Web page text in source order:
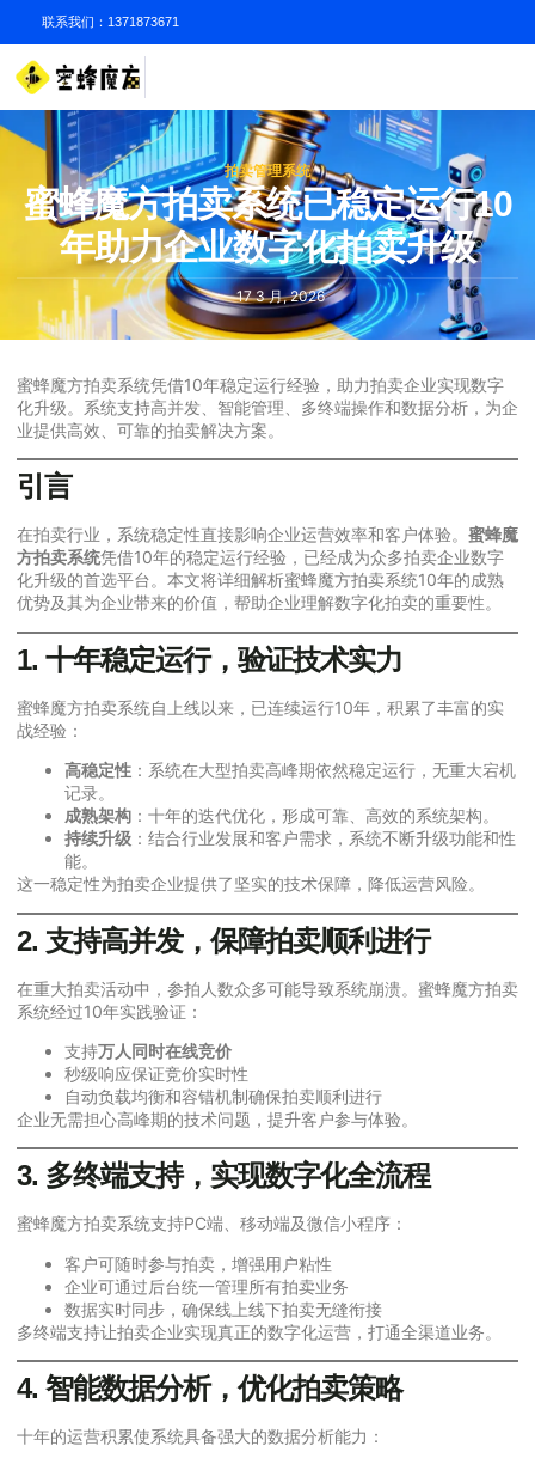
联系我们：1371873671
拍卖管理系统
蜜蜂魔方拍卖系统已稳定运行10
年助力企业数字化拍卖升级
17 3 月, 2026
蜜蜂魔方拍卖系统凭借10年稳定运行经验，助力拍卖企业实现数字
化升级。系统支持高并发、智能管理、多终端操作和数据分析，为企
业提供高效、可靠的拍卖解决方案。
引言
在拍卖行业，系统稳定性直接影响企业运营效率和客户体验。 蜜蜂魔
方拍卖系统凭借10年的稳定运行经验，已经成为众多拍卖企业数字
化升级的首选平台。本文将详细解析蜜蜂魔方拍卖系统10年的成熟
优势及其为企业带来的价值，帮助企业理解数字化拍卖的重要性。
1. 十年稳定运行，验证技术实力
蜜蜂魔方拍卖系统自上线以来，已连续运行10年，积累了丰富的实
战经验：
高稳定性 ：系统在大型拍卖高峰期依然稳定运行，无重大宕机
记录。
成熟架构 ：十年的迭代优化，形成可靠、高效的系统架构。
持续升级 ：结合行业发展和客户需求，系统不断升级功能和性
能。
这一稳定性为拍卖企业提供了坚实的技术保障，降低运营风险。
2. 支持高并发，保障拍卖顺利进行
在重大拍卖活动中，参拍人数众多可能导致系统崩溃。蜜蜂魔方拍卖
系统经过10年实践验证：
支持万人同时在线竞价
秒级响应保证竞价实时性
自动负载均衡和容错机制确保拍卖顺利进行
企业无需担心高峰期的技术问题，提升客户参与体验。
3. 多终端支持，实现数字化全流程
蜜蜂魔方拍卖系统支持PC端、移动端及微信小程序：
客户可随时参与拍卖，增强用户粘性
企业可通过后台统一管理所有拍卖业务
数据实时同步，确保线上线下拍卖无缝衔接
多终端支持让拍卖企业实现真正的数字化运营，打通全渠道业务。
4. 智能数据分析，优化拍卖策略
十年的运营积累使系统具备强大的数据分析能力：